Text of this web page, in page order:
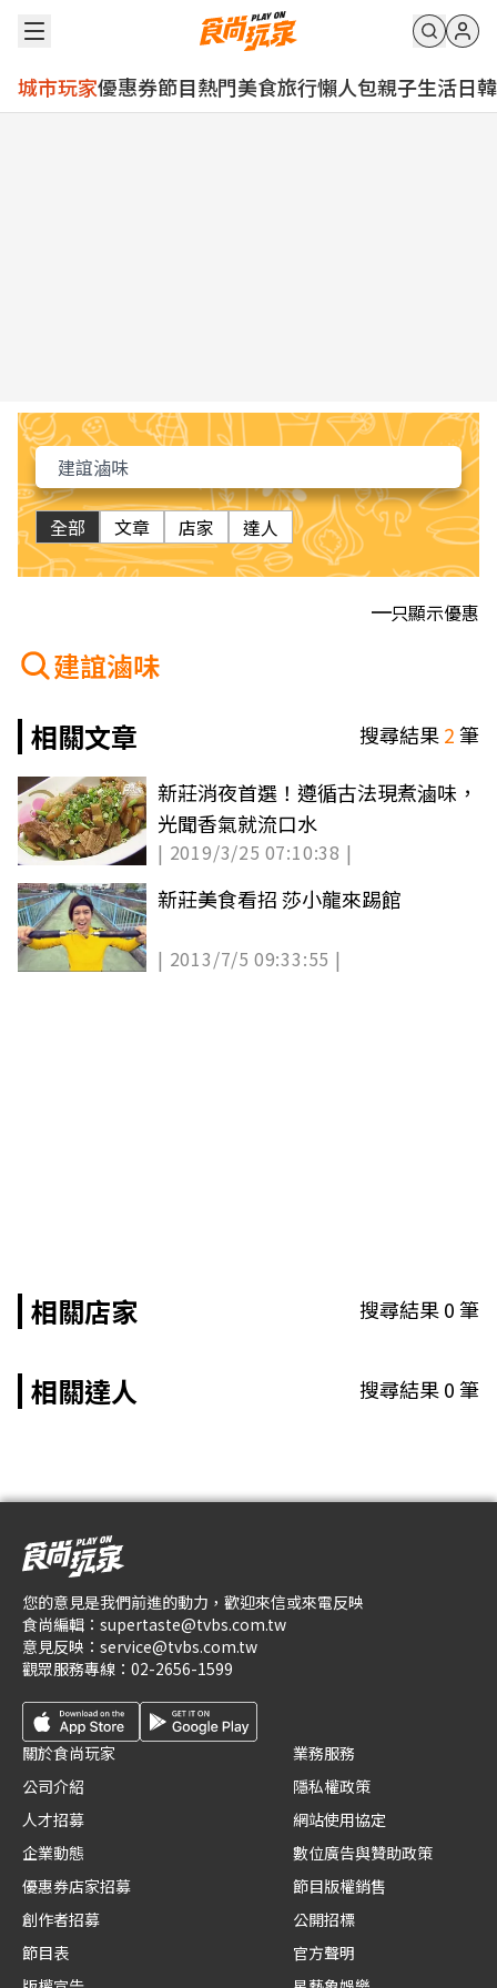
城市玩家優惠券節目熱門美食旅行懶人包親子生活日韓
全部 文章 店家 達人
只顯示優惠
建誼滷味
相關文章
搜尋結果2筆
新莊消夜首選！遵循古法現煮滷味，
光聞香氣就流口水
| 2019/3/25 07:10:38 |
新莊美食看招 莎小龍來踢館
| 2013/7/5 09:33:55 |
相關店家 搜尋結果0筆
相關達人 搜尋結果0筆
您的意見是我們前進的動力，歡迎來信或來電反映
食尚編輯： supertaste@tvbs.com.tw
意見反映： service@tvbs.com.tw
觀眾服務專線： 02-2656-1599
關於食尚玩家
公司介紹
人才招募
企業動態
優惠券店家招募
創作者招募
節目表
業務服務
隱私權政策
網站使用協定
數位廣告與贊助政策
節目版權銷售
公開招標
官方聲明